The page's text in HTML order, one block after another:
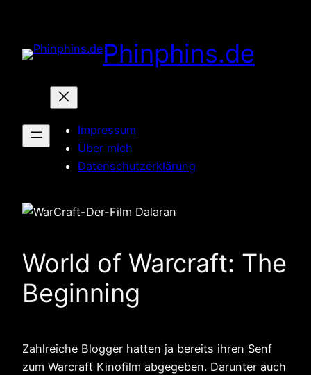
springen
Phinphins.de
Impressum
Über mich
Datenschutzerklärung
World of Warcraft: The
Beginning
Zahlreiche Blogger hatten ja bereits ihren Senf
zum Warcraft Kinofilm abgegeben. Darunter auch